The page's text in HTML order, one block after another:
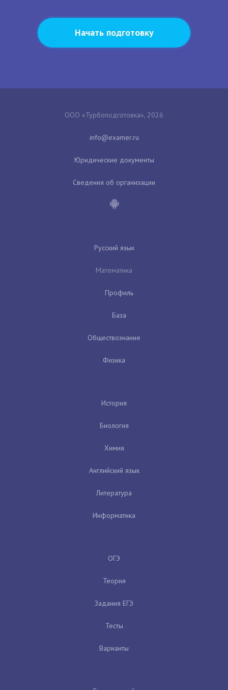
Начать подготовку
ООО «Турбоподготовка», 2026
Юридические документы
Сведения об организации
Русский язык
Математика
Профиль
База
Обществознание
Физика
История
Биология
Химия
Английский язык
Литература
Информатика
ОГЭ
Теория
Задания ЕГЭ
Тесты
Варианты